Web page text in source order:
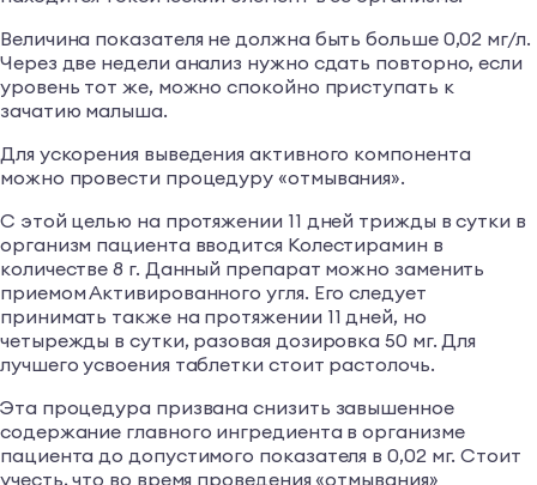
Величина показателя не должна быть больше 0,02 мг/л.
Через две недели анализ нужно сдать повторно, если
уровень тот же, можно спокойно приступать к
зачатию малыша.
Для ускорения выведения активного компонента
можно провести процедуру «отмывания».
С этой целью на протяжении 11 дней трижды в сутки в
организм пациента вводится Колестирамин в
количестве 8 г. Данный препарат можно заменить
приемом Активированного угля. Его следует
принимать также на протяжении 11 дней, но
четырежды в сутки, разовая дозировка 50 мг. Для
лучшего усвоения таблетки стоит растолочь.
Эта процедура призвана снизить завышенное
содержание главного ингредиента в организме
пациента до допустимого показателя в 0,02 мг. Стоит
учесть, что во время проведения «отмывания»